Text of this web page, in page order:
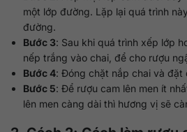
một lớp đường. Lặp lại quá trình
đường.
Bước 3: Sau khi quá trình xếp lớp
nếp trắng vào chai, để cho rượu
Bước 4: Đóng chặt nắp chai và đặt
Bước 5: Để rượu cam lên men ít
lên men càng dài thì hương vị sẽ